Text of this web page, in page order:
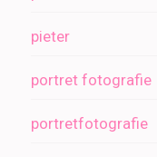
pieter
portret fotografie
portretfotografie